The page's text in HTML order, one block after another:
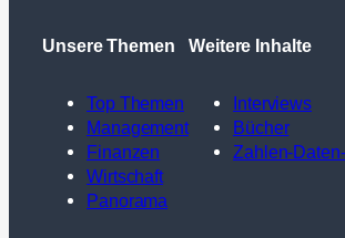
Unsere Themen
Top Themen
Management
Finanzen
Wirtschaft
Panorama
Weitere Inhalte
Interviews
Bücher
Zahlen-